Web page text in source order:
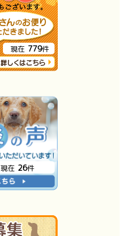
現在 779件
現在 26件